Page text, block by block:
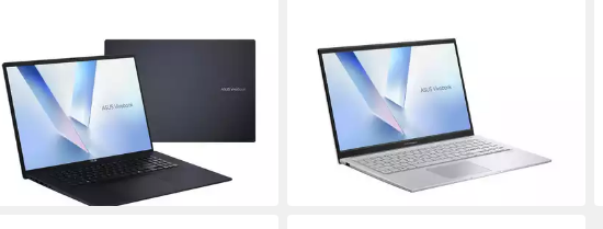
Ryzen 7 260 Notebook
18 Zoll Bildschirmdiagonale
AMD Ryzen™ 7
Prozessor
Radeon™ 780M
Grafikkarte
ab 959,00 €
1.199,00 €
27,84 €
mtl. in 48 Raten
-20%
in 2-3 Werktagen bei dir
Core 7 150U Notebook
15,6 Zoll Bildschirmdiagonale
Intel® Core™ 7
Prozessor
Graphics
Grafikkarte
ab 789,00 €
989,00 €
22,91 €
mtl. in 48 Raten
in 2-3 Werktagen bei dir